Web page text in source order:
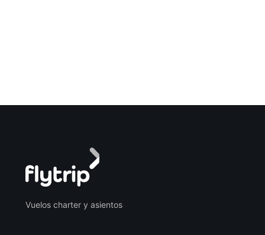
Vuelos charter y asientos